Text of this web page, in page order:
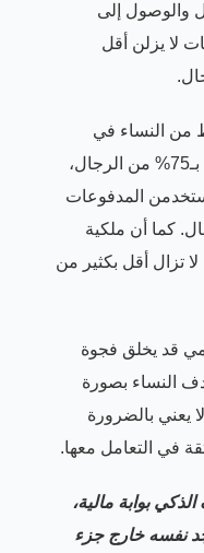
والوصول إلى
لا يزلن أقل
أن 64% فقط من النساء في
المنطقة يستخدمن الإنترنت مقارنة بـ75% من الرجال،
يستخدمن المدفوعات
34.2% للرجال. كما أن ملكية
تزال أقل بكثير من
قد يخلق فجوة
النساء بصورة
يعني بالضرورة
في التعامل معها.
بوابة مالية،
نفسه خارج جزء